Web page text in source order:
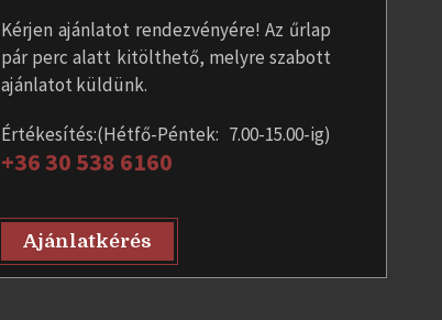
Kérjen ajánlatot rendezvényére! Az űrlap
pár perc alatt kitölthető, melyre szabott
ajánlatot küldünk.
Értékesítés:(Hétfő-Péntek: 7.00-15.00-ig)
+36 30 538 6160
Ajánlatkérés